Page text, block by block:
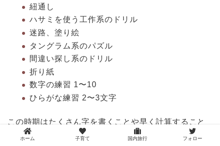
紐通し
ハサミを使う工作系のドリル
迷路、塗り絵
タングラム系のパズル
間違い探し系のドリル
折り紙
数字の練習 1〜10
ひらがな練習 2〜3文字
この時期はたくさん字を書くことや早く計算すること
などより、「当たり前に知っていること」の範囲を増
ホーム 子育て 国内旅行 フォロー